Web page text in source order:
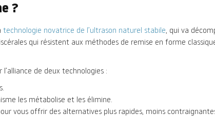
?
technologie novatrice de l’ultrason naturel stabile, qui va
qui résistent aux méthodes de remise en forme
de deux technologies :
les métabolise et les élimine.
vous offrir des alternatives plus rapides, moins